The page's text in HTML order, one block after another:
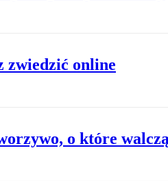
zwiedzić online
o które